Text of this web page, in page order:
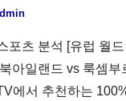
포츠 분석 [유럽 월
아일랜드 vs 룩셈부
에서 추천하는